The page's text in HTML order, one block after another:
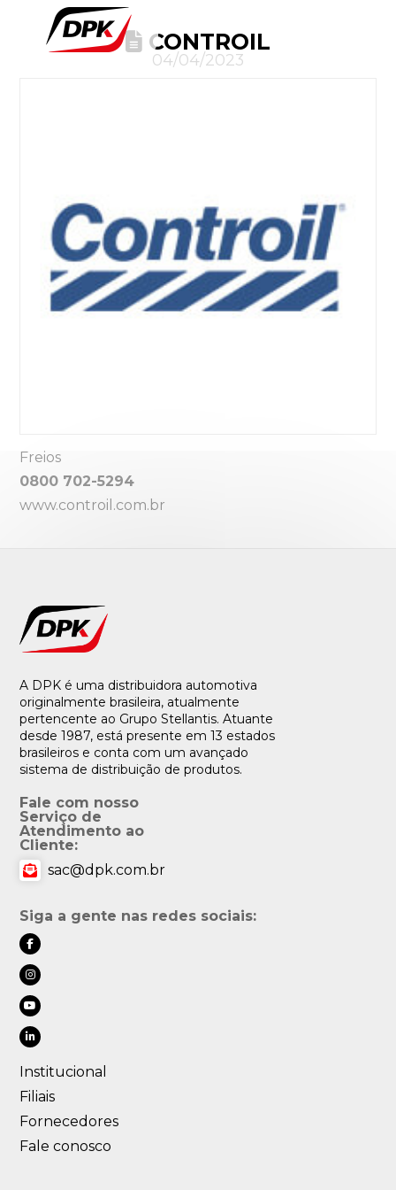
CONTROIL
04/04/2023
Freios
0800 702-5294
www.controil.com.br
A DPK é uma distribuidora automotiva
originalmente brasileira, atualmente
pertencente ao Grupo Stellantis. Atuante
desde 1987, está presente em 13 estados
brasileiros e conta com um avançado
sistema de distribuição de produtos.
Fale com nosso
Serviço de
Atendimento ao
Cliente:
sac@dpk.com.br
Siga a gente nas redes sociais:
Institucional
Filiais
Fornecedores
Fale conosco